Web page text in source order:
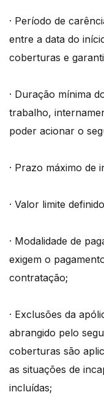
· Período de
entre a data do
coberturas e
· Duração mínima
trabalho,
poder acionar o
· Prazo máximo de
· Valor limite
· Modalidade de
exigem o
contratação;
· Exclusões da
abrangido pelo
coberturas são
as situações de
incluídas;